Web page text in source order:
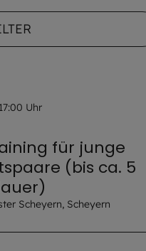
17:00 Uhr
für junge
(bis ca. 5
Scheyern, Scheyern